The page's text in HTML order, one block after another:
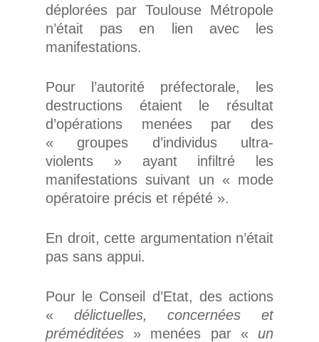
déplorées par Toulouse Métropole
n’était pas en lien avec les
manifestations.
Pour l’autorité préfectorale, les
destructions étaient le résultat
d’opérations menées par des
« groupes d’individus ultra-
violents » ayant infiltré les
manifestations suivant un « mode
opératoire précis et répété ».
En droit, cette argumentation n’était
pas sans appui.
Pour le Conseil d’Etat, des actions
« délictuelles, concernées et
préméditées » menées par « un